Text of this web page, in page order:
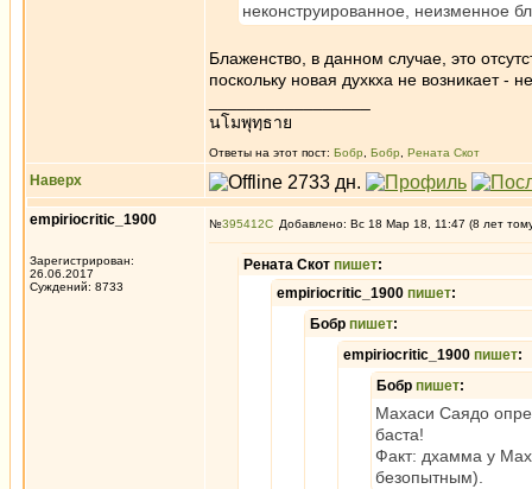
неконструированное, неизменное
Блаженство, в данном случае, это
поскольку новая духкха не возникает -
นโมพุทฺธาย
Ответы на этот пост: Бобр Бобр Рената Скот
Наверх
empiriocritic_1900
Зарегистрирован:
26.06.2017
Суждений: 8733
№395412 Добавлено: Вс 18 Мар 18, 11:47 (8 лет
Рената Скот пишет:
empiriocritic_1900 пишет:
Бобр пишет:
empiriocritic_1900 пишет:
Бобр пишет:
Махаси Саядо
баста!
Факт: дхамма у
безопытным).